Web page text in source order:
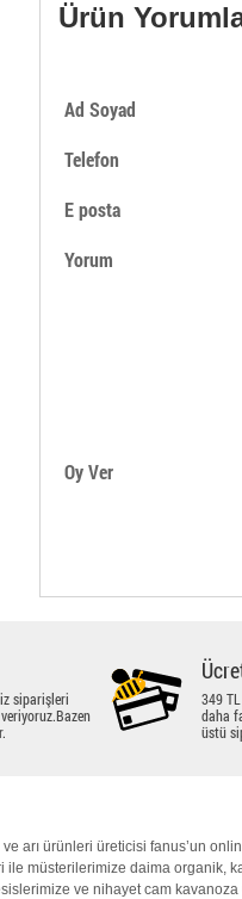
Ürün
Ad Soyad
Telefon
E posta
Yorum
Oy Ver
siparişleri
349
daha
üstü
ve arı ürünleri üreticisi fanus’un
ile müsterilerimize daima organik,
ve nihayet cam kavanoza